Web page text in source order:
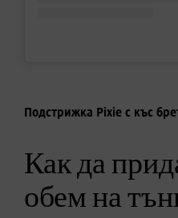
Подстрижка Pixie с къс
Как да
обем на